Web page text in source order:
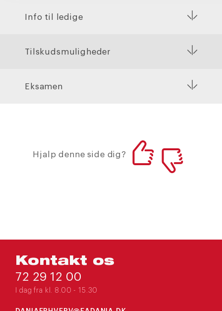
Info til ledige
Tilskudsmuligheder
Eksamen
Hjalp denne side dig?
Kontakt os
72 29 12 00
I dag fra kl. 8.00 - 15.30